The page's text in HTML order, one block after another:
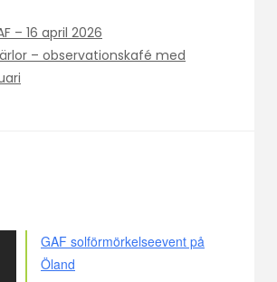
– 16 april 2026
– observationskafé med
GAF solförmörkelseevent på
Öland